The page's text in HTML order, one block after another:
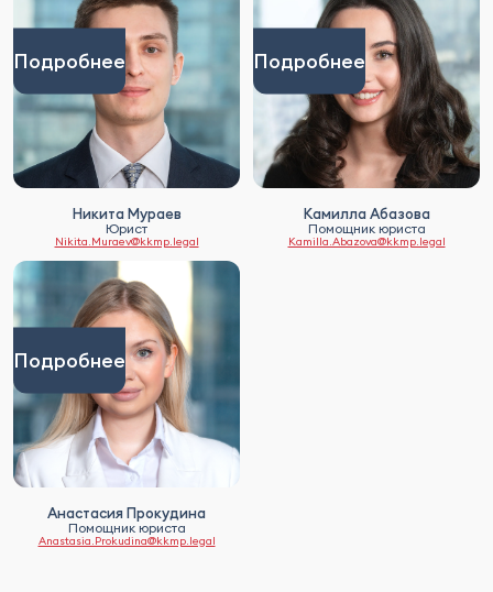
Подробнее
Никита Мураев
Юрист
Nikita.Muraev@kkmp.legal
Подробнее
Камилла Абазова
Помощник юриста
Kamilla.Abazova@kkmp.legal
Подробнее
Анастасия Прокудина
Помощник юриста
Anastasia.Prokudina@kkmp.legal